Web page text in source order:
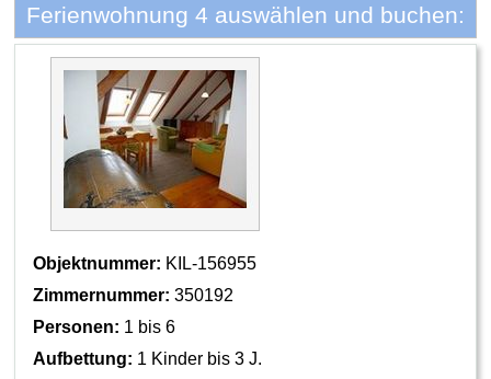
Ferienwohnung 4 auswählen und buchen:
Objektnummer: KIL-156955
Zimmernummer: 350192
Personen: 1 bis 6
Aufbettung: 1 Kinder bis 3 J.